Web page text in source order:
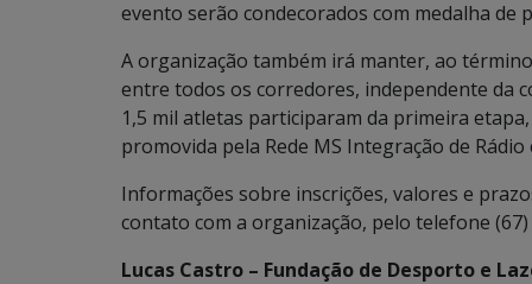
evento serão condecorados com medalha de
A organização também irá manter, ao
entre todos os corredores, independente da
1,5 mil atletas participaram da primeira
promovida pela Rede MS Integração de Rádio
Informações sobre inscrições, valores e
contato com a organização, pelo telefone (67)
Lucas Castro – Fundação de Desporto e